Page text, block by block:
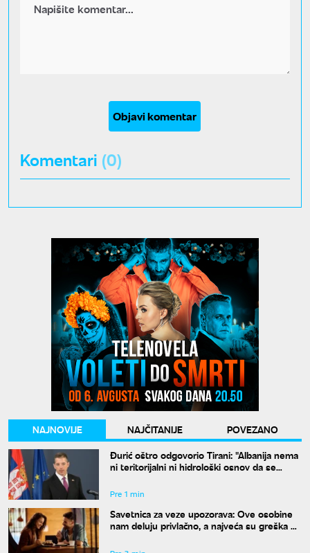
Objavi komentar
Komentari (0)
NAJNOVIJE NAJČITANIJE
POVEZANO
Đurić oštro odgovorio Tirani: "Albanija nema
ni teritorijalni ni hidrološki osnov da se
Pre 1 min
Savetnica za veze upozorava: Ove osobine
nam deluju privlačno, a najveća su greška pri